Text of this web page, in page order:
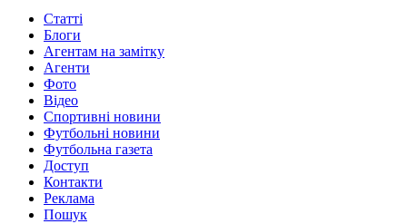
Статті
Блоги
Агентам на замітку
Агенти
Фото
Відео
Спортивні новини
Футбольні новини
Футбольна газета
Доступ
Контакти
Реклама
Пошук